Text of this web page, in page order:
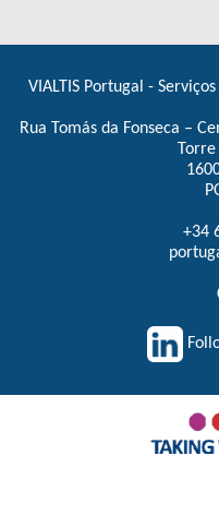
VIALTIS Portugal -
Rua Tomás da Fonseca –
+34